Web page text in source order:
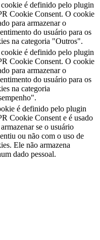
cookie é definido pelo plugin
Cookie Consent. O cookie
para armazenar o
do usuário para os
na categoria "Outros".
cookie é definido pelo plugin
Cookie Consent. O cookie
para armazenar o
do usuário para os
na categoria
é definido pelo plugin
Cookie Consent e é usado
se o usuário
ou não com o uso de
Ele não armazena
dado pessoal.